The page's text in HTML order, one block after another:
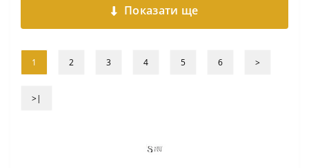
Показати ще
1 2 3 4 5 6 >
>|